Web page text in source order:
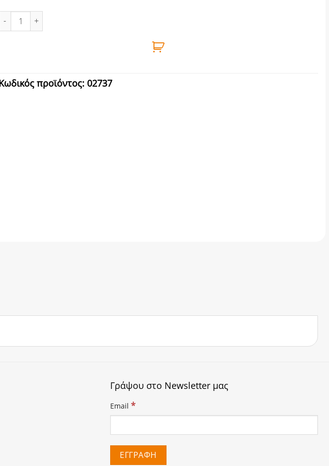
ΔΙΣΚΟΙ ΡΟΛΛΩΝ ΠΛΑΣΤΙΚΟΙ Φ120mm ΓΙΑ ΠΑΡΑΘΥΡΟ ποσότητα
προϊόντος: 02737
Γράψου στο Newsletter μας
Email *